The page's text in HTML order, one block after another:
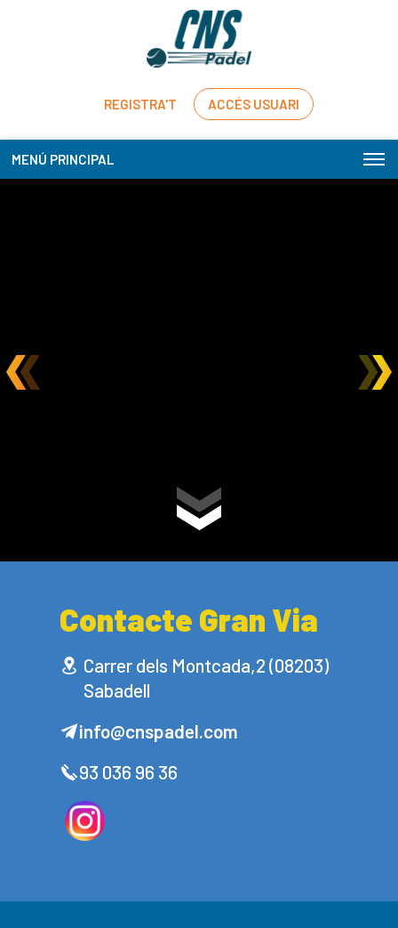
REGISTRA'T ACCÉS USUARI
MENÚ PRINCIPAL
Contacte Gran Via
Carrer dels Montcada,2 (08203)
Sabadell
info@cnspadel.com
93 036 96 36